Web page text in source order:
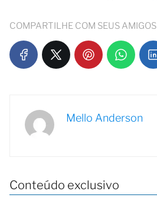
COMPARTILHE COM SEUS AMIGOS
Mello Anderson
Conteúdo exclusivo